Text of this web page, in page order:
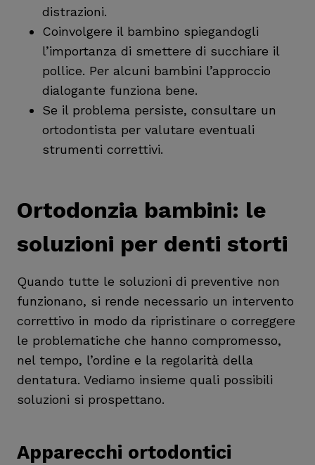
distrazioni.
Coinvolgere il bambino spiegandogli
l’importanza di smettere di succhiare il
pollice. Per alcuni bambini l’approccio
dialogante funziona bene.
Se il problema persiste, consultare un
ortodontista per valutare eventuali
strumenti correttivi.
Ortodonzia bambini: le
soluzioni per denti storti
Quando tutte le soluzioni di preventive non
funzionano, si rende necessario un intervento
correttivo in modo da ripristinare o correggere
le problematiche che hanno compromesso,
nel tempo, l’ordine e la regolarità della
dentatura. Vediamo insieme quali possibili
soluzioni si prospettano.
Apparecchi ortodontici